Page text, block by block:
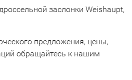
заслонки Weishaupt,
предложения, цены,
обращайтесь к нашим